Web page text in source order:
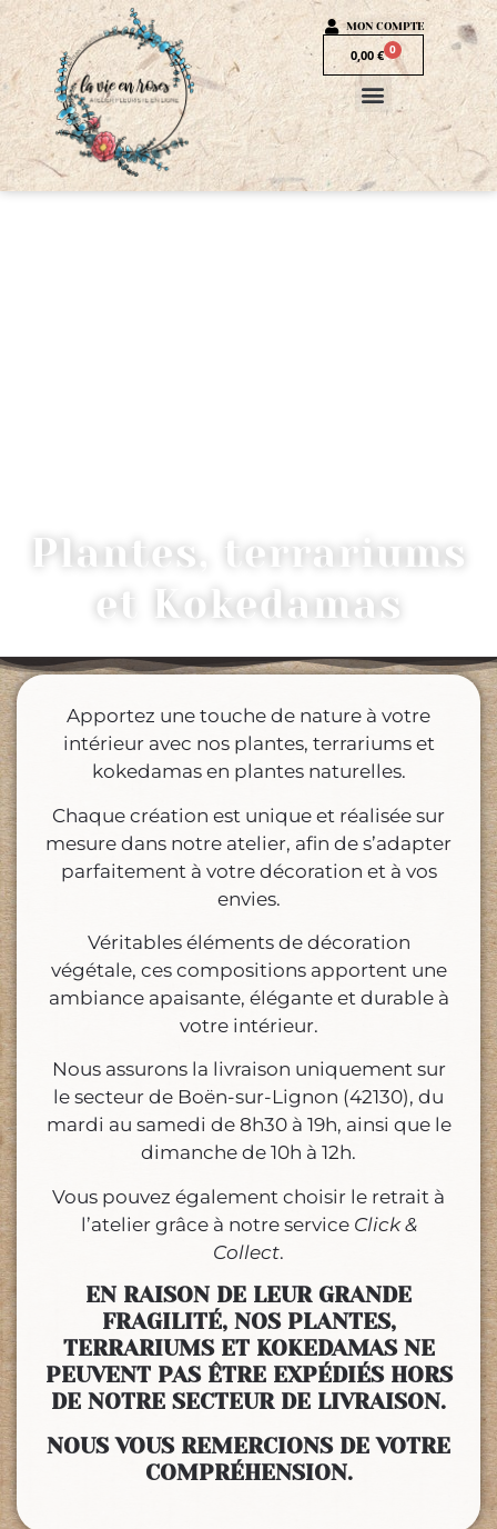
MON COMPTE
0,00 € 0
Plantes, terrariums
et Kokedamas
Apportez une touche de nature à votre
intérieur avec nos plantes, terrariums et
kokedamas en plantes naturelles.
Chaque création est unique et réalisée sur
mesure dans notre atelier, afin de s’adapter
parfaitement à votre décoration et à vos
envies.
Véritables éléments de décoration
végétale, ces compositions apportent une
ambiance apaisante, élégante et durable à
votre intérieur.
Nous assurons la livraison uniquement sur
le secteur de Boën-sur-Lignon (42130), du
mardi au samedi de 8h30 à 19h, ainsi que le
dimanche de 10h à 12h.
Vous pouvez également choisir le retrait à
l’atelier grâce à notre service Click &
Collect.
EN RAISON DE LEUR GRANDE
FRAGILITÉ, NOS PLANTES,
TERRARIUMS ET KOKEDAMAS NE
PEUVENT PAS ÊTRE EXPÉDIÉS HORS
DE NOTRE SECTEUR DE LIVRAISON.
NOUS VOUS REMERCIONS DE VOTRE
COMPRÉHENSION.